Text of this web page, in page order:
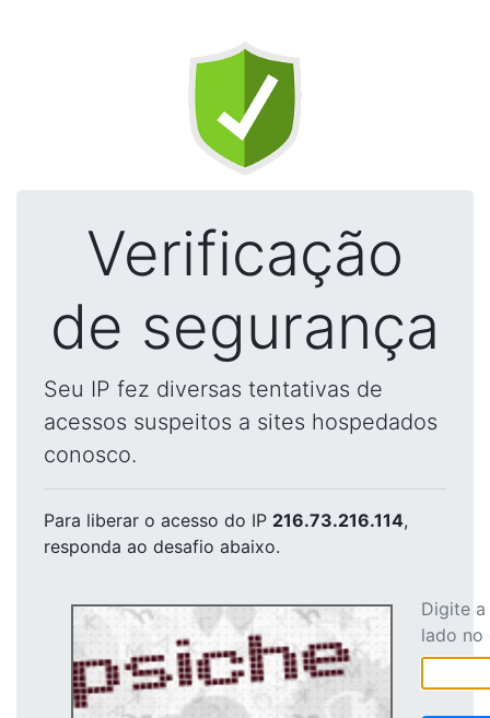
Verificação
de segurança
Seu IP fez diversas tentativas de
acessos suspeitos a sites hospedados
conosco.
Para liberar o acesso do IP 216.73.216.114,
responda ao desafio abaixo.
Digite
lado no